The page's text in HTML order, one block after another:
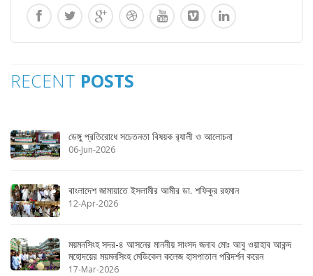
RECENT POSTS
ডেঙ্গু প্রতিরোধে সচেতনতা বিষয়ক র‌্যালী ও আলোচনা
06-Jun-2026
বাংলাদেশ জামায়াতে ইসলামীর আমীর ডা. শফিকুর রহমান
12-Apr-2026
ময়মনসিংহ সদর-৪ আসনের মাননীয় সাংসদ জনাব মোঃ আবু ওয়াহাব আকন্দ
মহোদয়ের ময়মনসিংহ মেডিকেল কলেজ হাসপাতাল পরিদর্শন করেন
17-Mar-2026